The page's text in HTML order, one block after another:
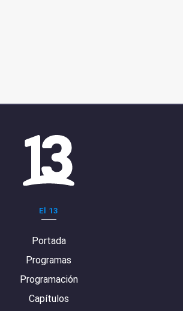
El 13
Portada
Programas
Programación
Capítulos